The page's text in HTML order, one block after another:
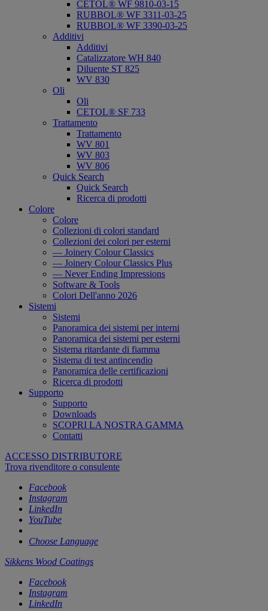
CETOL® WF 9810-03-15
RUBBOL® WF 3311-03-25
RUBBOL® WF 3390-03-25
Additivi
Additivi
Catalizzatore WH 840
Diluente ST 825
WV 830
Oli
Oli
CETOL® SF 733
Trattamento
Trattamento
WV 801
WV 803
WV 806
Quick Search
Quick Search
Ricerca di prodotti
Colore
Colore
Collezioni di colori standard
Collezioni dei colori per esterni
— Joinery Colour Classics
— Joinery Colour Classics Plus
— Never Ending Impressions
Software & Tools
Colori Dell'anno 2026
Sistemi
Sistemi
Panoramica dei sistemi per interni
Panoramica dei sistemi per esterni
Sistema ritardante di fiamma
Sistema di test antincendio
Panoramica delle certificazioni
Ricerca di prodotti
Supporto
Supporto
Downloads
SCOPRI LA NOSTRA GAMMA
Contatti
ACCESSO DISTRIBUTORE
Trova rivenditore o consulente
Facebook
Instagram
LinkedIn
YouTube
Choose Language
Sikkens Wood Coatings
Facebook
Instagram
LinkedIn